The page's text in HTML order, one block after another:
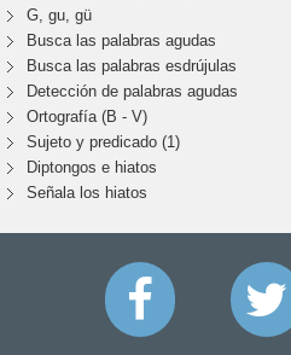
G, gu, gü
Busca las palabras agudas
Busca las palabras esdrújulas
Detección de palabras agudas
Ortografía (B - V)
Sujeto y predicado (1)
Diptongos e hiatos
Señala los hiatos